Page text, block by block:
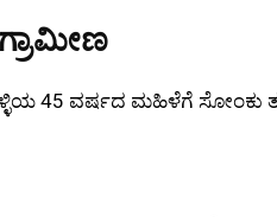
45 ವರ್ಷದ ಮಹಿಳೆಗೆ ಸೋಂಕು